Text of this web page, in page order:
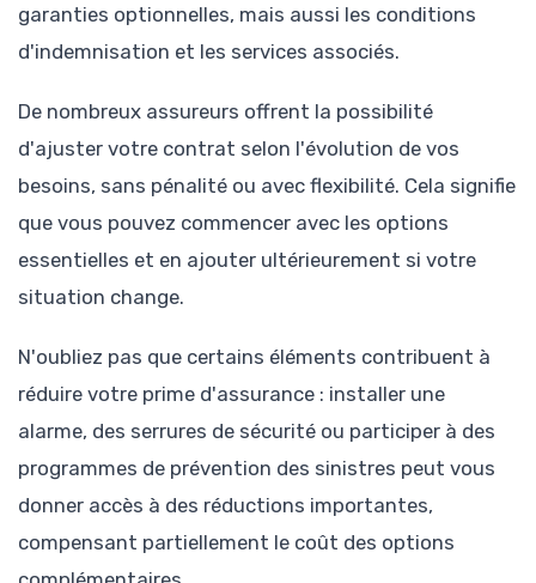
garanties optionnelles, mais aussi les conditions
d'indemnisation et les services associés.
De nombreux assureurs offrent la possibilité
d'ajuster votre contrat selon l'évolution de vos
besoins, sans pénalité ou avec flexibilité. Cela signifie
que vous pouvez commencer avec les options
essentielles et en ajouter ultérieurement si votre
situation change.
N'oubliez pas que certains éléments contribuent à
réduire votre prime d'assurance : installer une
alarme, des serrures de sécurité ou participer à des
programmes de prévention des sinistres peut vous
donner accès à des réductions importantes,
compensant partiellement le coût des options